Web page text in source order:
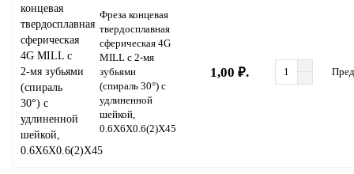
Фреза концевая
твердосплавная
сферическая 4G
MILL с 2-мя
зубьями
(спираль 30°) с
удлиненной
шейкой,
0.6X6X0.6(2)X45
1,00 ₽.